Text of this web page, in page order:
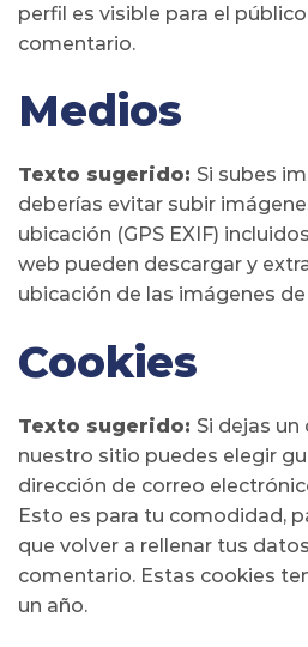
perfil es visible para el
comentario.
Medios
Texto sugerido: Si subes
deberías evitar subir
ubicación (GPS EXIF)
web pueden descargar y
ubicación de las imágenes
Cookies
Texto sugerido: Si dejas
nuestro sitio puedes elegir
dirección de correo
Esto es para tu comodidad,
que volver a rellenar tus
comentario. Estas cookies
un año.